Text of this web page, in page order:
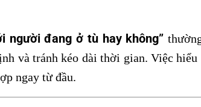
người đang ở tù hay không”
và tránh kéo dài thời gian. Việc
ngay từ đầu.